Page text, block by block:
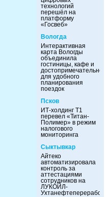
технологий
перешёл на
платформу
«Госвеб»
Вологда
Интерактивная
карта Вологды
объединила
гостиницы, кафе и
достопримечательности
для удобного
планирования
поездок
Псков
ИТ-холдинг Т1
перевел «Титан-
Полимер» в режим
налогового
мониторинга
Сыктывкар
Айтеко
автоматизировала
контроль за
аттестациями
сотрудников на
ЛУКОЙЛ-
Ухтанефтепереработка